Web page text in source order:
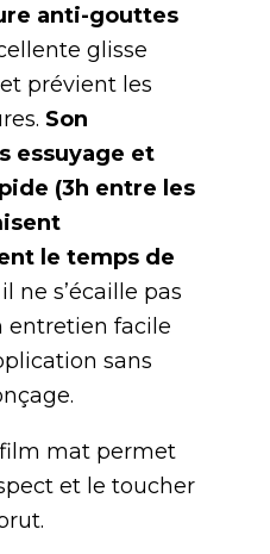
anti-gouttes
glisse
prévient les
Son
essuyage et
(3h entre les
le temps de
ne s’écaille pas
entretien facile
sans
mat permet
et le toucher